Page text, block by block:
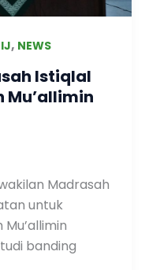
, NEWS
Istiqlal
Madrasah
untuk
banding